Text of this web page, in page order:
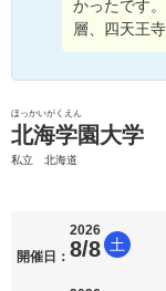
かったです
層、四天王
ほっかいがくえん
北海学園大学
私立 北海道
開催日：
2026
8/8 土